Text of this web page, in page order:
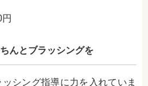
んとブラッシングを
シング指導に力を入れていま